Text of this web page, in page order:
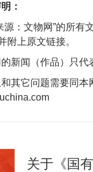
：
源：文物网”的所
附上原文链接。
新闻（作品）只
其它问题需要同
关于《国